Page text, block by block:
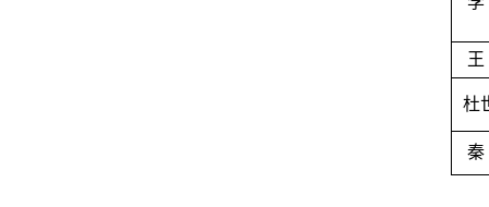
杜